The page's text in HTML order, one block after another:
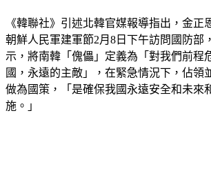
《韓聯社》引述北韓官媒報導指出，金正
朝鮮人民軍建軍節2月8日下午訪問國防部
示，將南韓「傀儡」定義為「對我們前程
國，永遠的主敵」，在緊急情況下，佔領
做為國策，「是確保我國永遠安全和未來
施。」